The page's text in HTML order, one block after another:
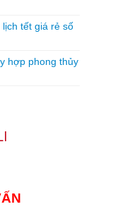
tết giá rẻ số
hợp phong thủy